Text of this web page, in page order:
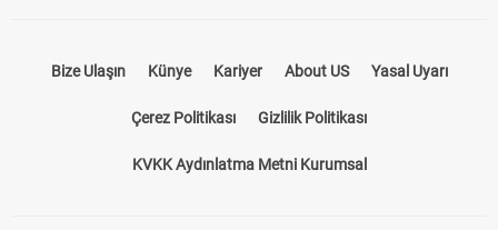
Bize Ulaşın Künye Kariyer About US Yasal Uyarı
Çerez Politikası Gizlilik Politikası
KVKK Aydınlatma Metni Kurumsal